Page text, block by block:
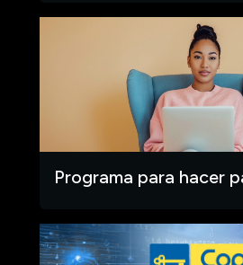
Programa para hacer